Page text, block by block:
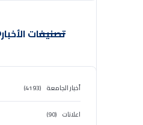
تصنيفات الأخبار
أخبار الجامعة (4193)
اعلانات (90)